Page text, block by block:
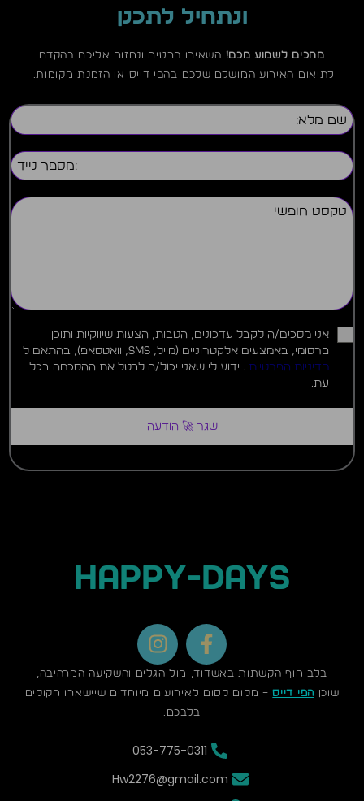
ונתחיל לתכנן
מחכים לשמוע מכם! השאירו פרטים ונחזור אליכם בהקדם
לתיאום האירוע המושלם שלכם בהפי דייס או הזמנת מקומות.
אני מסכים/ה לקבל עדכונים, הטבות, הצעות שיווקיות ותוכן
פרסומי, באמצעים אלקטרוניים (מייל, SMS, וואטסאפ), בהתאם ל
מדיניות הפרטיות
. ידוע לי שאני יכול/ה לבטל את ההסכמה בכל
עת.
שגר 🚀 הודעה
HAPPY-DAYS
F
a
c
e
b
o
k
I
n
s
t
r
a
בלב חוף הקשתות באשדוד, מול הגלים והשקיעה המרהיבה,
שוכן הפי דייס– מקום קסום לאירועים מיוחדים שיישארו חקוקים
בלבכם.
053-775-0311
Hw2276@gmail.com